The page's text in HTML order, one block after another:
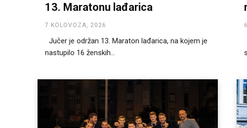
13. Maratonu lađarica
7 KOLOVOZA, 2026
Jučer je održan 13. Maraton lađarica, na kojem je
nastupilo 16 ženskih...